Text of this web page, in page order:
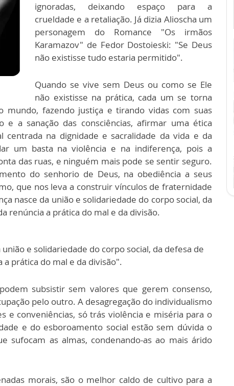
ignoradas, deixando espaço para a
crueldade e a retaliação. Já dizia Alioscha um
personagem do Romance "Os irmãos
Karamazov" de Fedor Dostoieski: "Se Deus
não existisse tudo estaria permitido".
Quando se vive sem Deus ou como se Ele
não existisse na prática, cada um se torna
mundo, fazendo justiça e tirando vidas com suas
e a sanação das consciências, afirmar uma ética
centrada na dignidade e sacralidade da vida e da
um basta na violência e na indiferença, pois a
das ruas, e ninguém mais pode se sentir seguro.
do senhorio de Deus, na obediência a seus
que nos leva a construir vínculos de fraternidade
nasce da união e solidariedade do corpo social, da
renúncia a prática do mal e da divisão.
e solidariedade do corpo social, da defesa de
prática do mal e da divisão".
subsistir sem valores que gerem consenso,
pelo outro. A desagregação do individualismo
e conveniências, só trás violência e miséria para o
e do esboroamento social estão sem dúvida o
sufocam as almas, condenando-as ao mais árido
morais, são o melhor caldo de cultivo para a